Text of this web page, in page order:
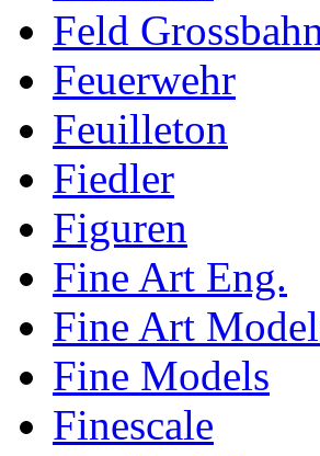
Feld
Feuerwehr
Feuilleton
Fiedler
Figuren
Fine Art Eng.
Fine Art
Fine Models
Finescale